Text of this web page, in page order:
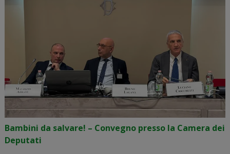
Bambini da salvare! – Convegno presso la Camera dei
Deputati